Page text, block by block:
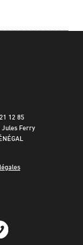
12 85
Jules Ferry